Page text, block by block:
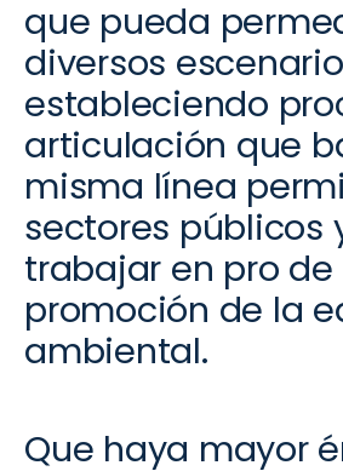
que pueda
diversos
estableciendo
articulación que
misma línea
sectores públicos
trabajar en pro de
promoción de la
ambiental.
Que haya mayor